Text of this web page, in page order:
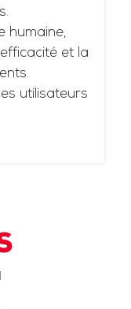
humaine,
et la
utilisateurs